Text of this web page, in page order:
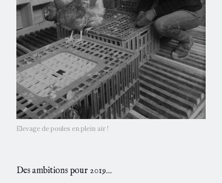
Elevage de poules en plein air !
Des ambitions pour 2019...